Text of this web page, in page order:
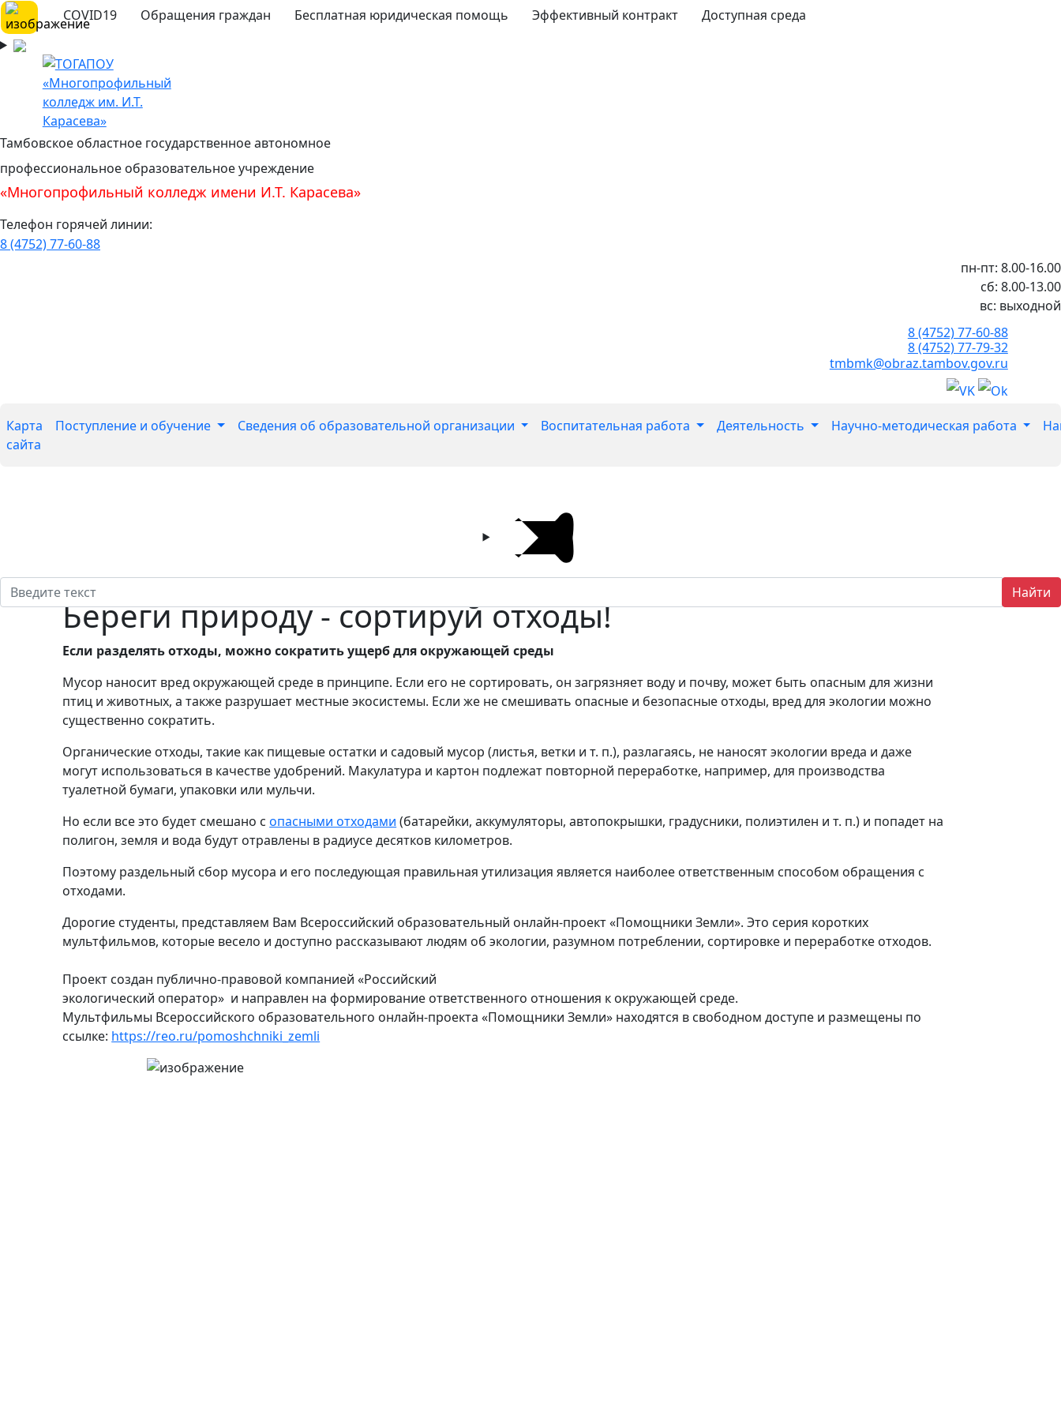
COVID19 Обращения граждан Бесплатная юридическая помощь Эффективный контракт Доступная среда
Тамбовское областное государственное автономное
профессиональное образовательное учреждение
«Многопрофильный колледж имени И.Т. Карасева»
Телефон горячей линии:
8 (4752) 77-60-88
пн-пт: 8.00-16.00
сб: 8.00-13.00
вс: выходной
8 (4752) 77-60-88
8 (4752) 77-79-32
tmbmk@obraz.tambov.gov.ru
Карта
сайта
Поступление и обучение Сведения об образовательной организации Воспитательная работа Деятельность Научно-методическая работа
Найти
Береги природу - сортируй отходы!
Если разделять отходы, можно сократить ущерб для окружающей среды
Мусор наносит вред окружающей среде в принципе. Если его не сортировать, он загрязняет воду и почву, может быть опасным для жизни
птиц и животных, а также разрушает местные экосистемы. Если же не смешивать опасные и безопасные отходы, вред для экологии можно
существенно сократить.
Органические отходы, такие как пищевые остатки и садовый мусор (листья, ветки и т. п.), разлагаясь, не наносят экологии вреда и даже
могут использоваться в качестве удобрений. Макулатура и картон подлежат повторной переработке, например, для производства
туалетной бумаги, упаковки или мульчи.
Но если все это будет смешано сопасными отходами (батарейки, аккумуляторы, автопокрышки, градусники, полиэтилен и т. п.) и попадет на
полигон, земля и вода будут отравлены в радиусе десятков километров.
Поэтому раздельный сбор мусора и его последующая правильная утилизация является наиболее ответственным способом обращения с
отходами.
Дорогие студенты, представляем Вам Всероссийский образовательный онлайн-проект «Помощники Земли». Это серия коротких
мультфильмов, которые весело и доступно рассказывают людям об экологии, разумном потреблении, сортировке и переработке отходов.
Проект создан публично-правовой компанией «Российский
экологический оператор» и направлен на формирование ответственного отношения к окружающей среде.
Мультфильмы Всероссийского образовательного онлайн-проекта «Помощники Земли» находятся в свободном доступе и размещены по
ссылке: https://reo.ru/pomoshchniki_zemli